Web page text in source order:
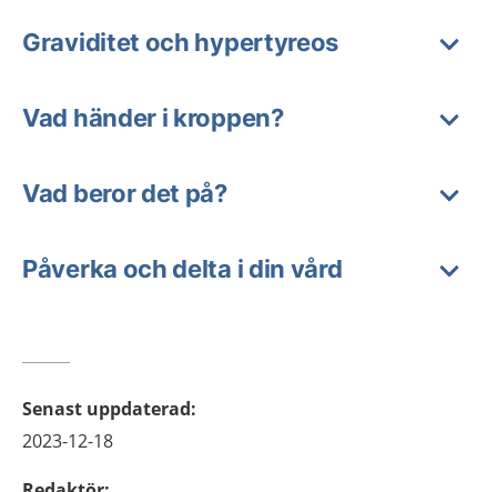
Graviditet och hypertyreos
Vad händer i kroppen?
Vad beror det på?
Påverka och delta i din vård
Senast uppdaterad:
2023-12-18